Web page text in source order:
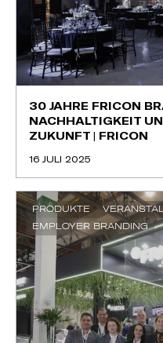
30 JAHRE FRICON
NACHHALTIGKEIT
ZUKUNFT | FRICON
16 JULI 2025
PRODUKTE
EMPLOYER BRANDING